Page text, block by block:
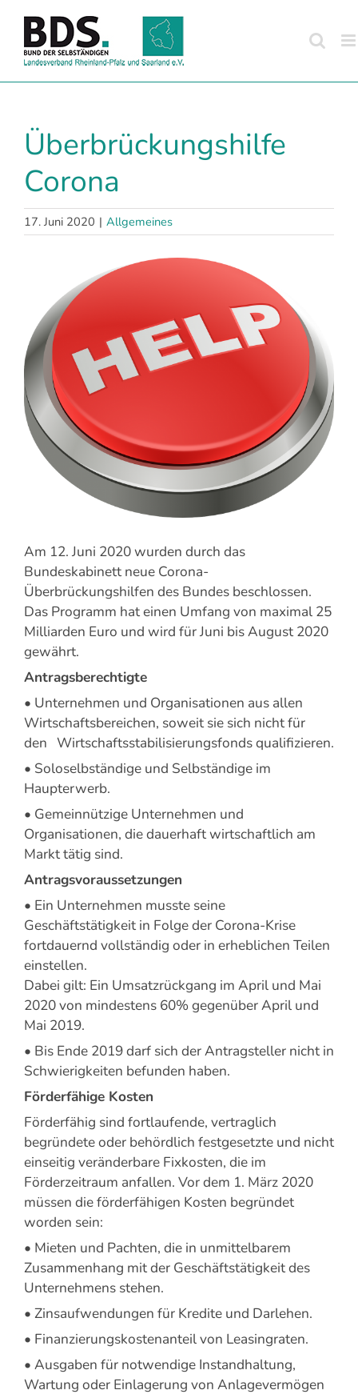
Inhalt
springen
Überbrückungshilfe
Corona
17. Juni 2020 | Allgemeines
grösseres
Bild
Am 12. Juni 2020 wurden durch das
Bundeskabinett neue Corona-
Überbrückungshilfen des Bundes beschlossen.
Das Programm hat einen Umfang von maximal 25
Milliarden Euro und wird für Juni bis August 2020
gewährt.
Antragsberechtigte
• Unternehmen und Organisationen aus allen
Wirtschaftsbereichen, soweit sie sich nicht für
den Wirtschaftsstabilisierungsfonds qualifizieren.
• Soloselbständige und Selbständige im
Haupterwerb.
• Gemeinnützige Unternehmen und
Organisationen, die dauerhaft wirtschaftlich am
Markt tätig sind.
Antragsvoraussetzungen
• Ein Unternehmen musste seine
Geschäftstätigkeit in Folge der Corona-Krise
fortdauernd vollständig oder in erheblichen Teilen
einstellen.
Dabei gilt: Ein Umsatzrückgang im April und Mai
2020 von mindestens 60% gegenüber April und
Mai 2019.
• Bis Ende 2019 darf sich der Antragsteller nicht in
Schwierigkeiten befunden haben.
Förderfähige Kosten
Förderfähig sind fortlaufende, vertraglich
begründete oder behördlich festgesetzte und nicht
einseitig veränderbare Fixkosten, die im
Förderzeitraum anfallen. Vor dem 1. März 2020
müssen die förderfähigen Kosten begründet
worden sein:
• Mieten und Pachten, die in unmittelbarem
Zusammenhang mit der Geschäftstätigkeit des
Unternehmens stehen.
• Zinsaufwendungen für Kredite und Darlehen.
• Finanzierungskostenanteil von Leasingraten.
• Ausgaben für notwendige Instandhaltung,
Wartung oder Einlagerung von Anlagevermögen